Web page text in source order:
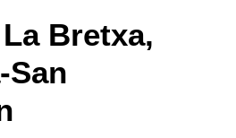
Bretxa,
San